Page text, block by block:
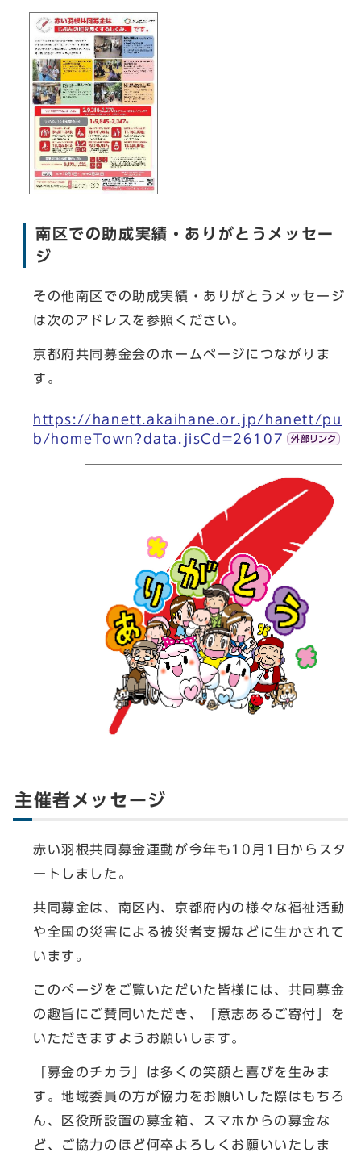
南区での助成実績・ありがとうメッセー
ジ
その他南区での助成実績・ありがとうメッセージ
は次のアドレスを参照ください。
京都府共同募金会のホームページにつながりま
す。
https://hanett.akaihane.or.jp/hanett/pu
b/homeTown?data.jisCd=26107
主催者メッセージ
赤い羽根共同募金運動が今年も10月1日からスタ
ートしました。
共同募金は、南区内、京都府内の様々な福祉活動
や全国の災害による被災者支援などに生かされて
います。
このページをご覧いただいた皆様には、共同募金
の趣旨にご賛同いただき、「意志あるご寄付」を
いただきますようお願いします。
「募金のチカラ」は多くの笑顔と喜びを生みま
す。地域委員の方が協力をお願いした際はもちろ
ん、区役所設置の募金箱、スマホからの募金な
ど、ご協力のほど何卒よろしくお願いいたしま